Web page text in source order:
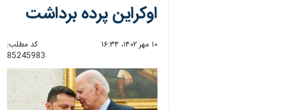
اوکراین پرده برداشت
۱۰ مهر ۱۴۰۲، ۱۶:۳۴
کد مطلب:
85245983